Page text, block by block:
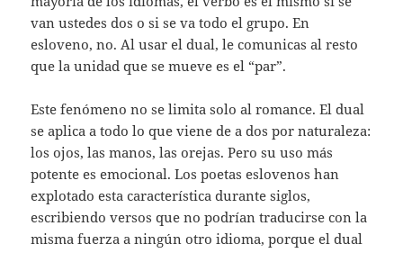
van ustedes dos o si se va todo el grupo. En
esloveno, no. Al usar el dual, le comunicas al resto
que la unidad que se mueve es el “par”.
Este fenómeno no se limita solo al romance. El dual
se aplica a todo lo que viene de a dos por naturaleza:
los ojos, las manos, las orejas. Pero su uso más
potente es emocional. Los poetas eslovenos han
explotado esta característica durante siglos,
escribiendo versos que no podrían traducirse con la
misma fuerza a ningún otro idioma, porque el dual